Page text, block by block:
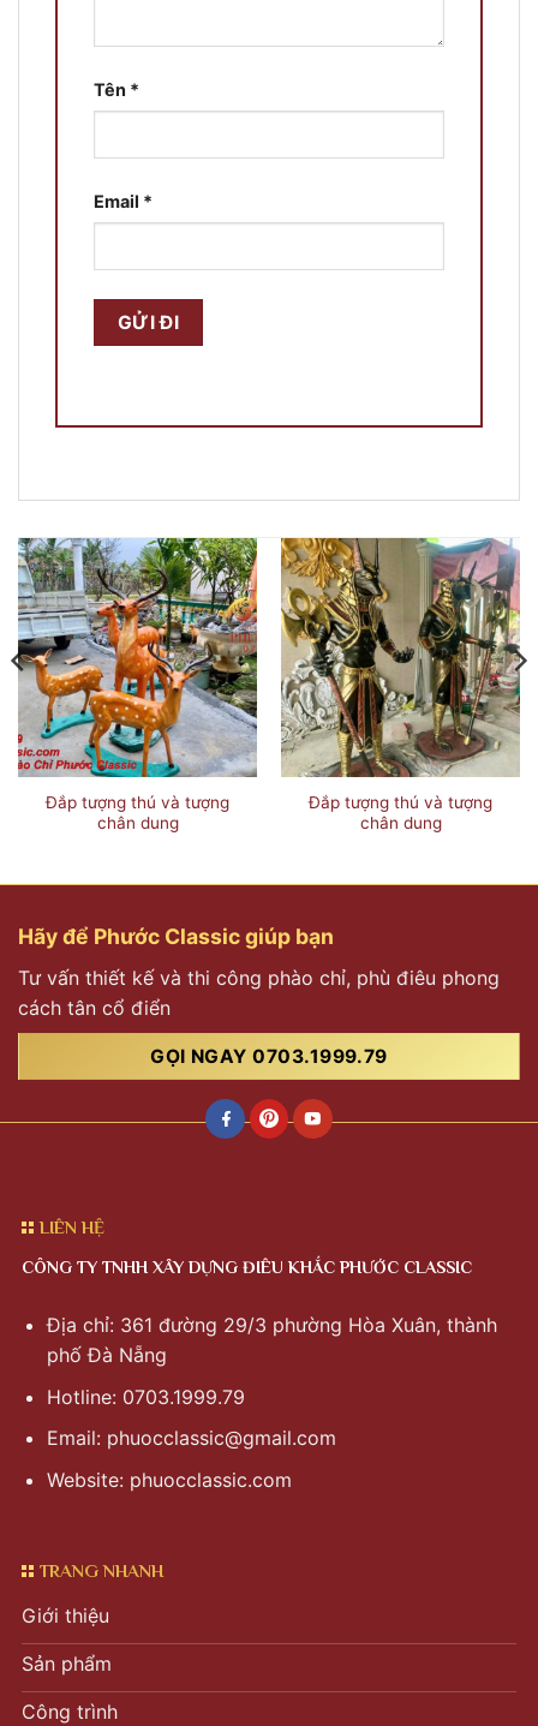
Tên *
Email *
Đắp tượng thú và tượng
chân dung
Đắp tượng thú và tượng
chân dung
Hãy để Phước Classic giúp bạn
Tư vấn thiết kế và thi công phào chỉ, phù điêu phong
cách tân cổ điển
GỌI NGAY 0703.1999.79
LIÊN HỆ
CÔNG TY TNHH XÂY DỰNG ĐIÊU KHẮC PHƯỚC CLASSIC
Địa chỉ: 361 đường 29/3 phường Hòa Xuân, thành
phố Đà Nẵng
Hotline: 0703.1999.79
Email: phuocclassic@gmail.com
Website: phuocclassic.com
TRANG NHANH
Giới thiệu
Sản phẩm
Công trình